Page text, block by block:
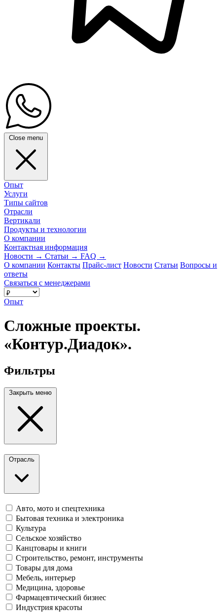
Close menu
Опыт
Услуги
Типы сайтов
Отрасли
Вертикали
Продукты и технологии
О компании
Контактная информация
Новости → Статьи → FAQ →
О компании Контакты Прайс-лист Новости Статьи Вопросы и
ответы
Связаться с менеджерами
Опыт
Сложные проекты.
«Контур.Диадок».
Фильтры
Закрыть меню
Отрасль
Авто, мото и спецтехника
Бытовая техника и электроника
Культура
Сельское хозяйство
Канцтовары и книги
Строительство, ремонт, инструменты
Товары для дома
Мебель, интерьер
Медицина, здоровье
Фармацевтический бизнес
Индустрия красоты